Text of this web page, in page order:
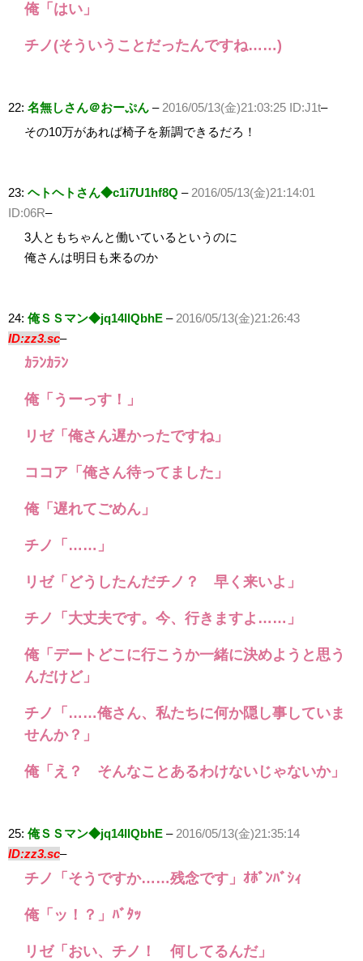
俺「はい」
チノ(そういうことだったんですね……)
22: 名無しさん＠おーぷん –2016/05/13(金)21:03:25 ID:J1t–
その10万があれば椅子を新調できるだろ！
23: ヘトヘトさん◆c1i7U1hf8Q –2016/05/13(金)21:14:01
ID:06R–
3人ともちゃんと働いているというのに
俺さんは明日も来るのか
24: 俺ＳＳマン◆jq14llQbhE –2016/05/13(金)21:26:43
ID:zz3.sc–
ｶﾗﾝｶﾗﾝ
俺「うーっす！」
リゼ「俺さん遅かったですね」
ココア「俺さん待ってました」
俺「遅れてごめん」
チノ「……」
リゼ「どうしたんだチノ？ 早く来いよ」
チノ「大丈夫です。今、行きますよ……」
俺「デートどこに行こうか一緒に決めようと思う
んだけど」
チノ「……俺さん、私たちに何か隠し事していま
せんか？」
俺「え？ そんなことあるわけないじゃないか」
25: 俺ＳＳマン◆jq14llQbhE –2016/05/13(金)21:35:14
ID:zz3.sc–
チノ「そうですか……残念です」ｵﾎﾞﾝﾊﾞｼｨ
俺「ッ！？」ﾊﾞﾀｯ
リゼ「おい、チノ！ 何してるんだ」